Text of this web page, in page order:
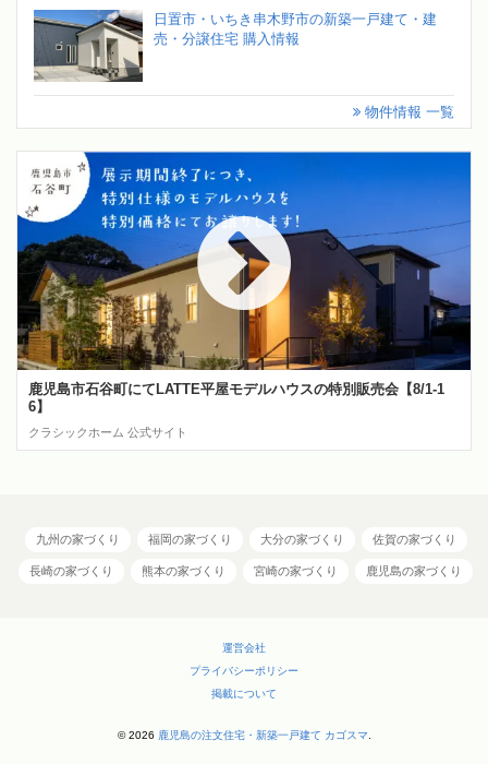
日置市・いちき串木野市の新築一戸建て・建
売・分譲住宅 購入情報
物件情報 一覧
鹿児島市石谷町にてLATTE平屋モデルハウスの特別販売会【8/1-1
6】
クラシックホーム 公式サイト
九州の家づくり 福岡の家づくり 大分の家づくり 佐賀の家づくり
長崎の家づくり 熊本の家づくり 宮崎の家づくり 鹿児島の家づくり
運営会社
プライバシーポリシー
掲載について
© 2026 鹿児島の注文住宅・新築一戸建て カゴスマ